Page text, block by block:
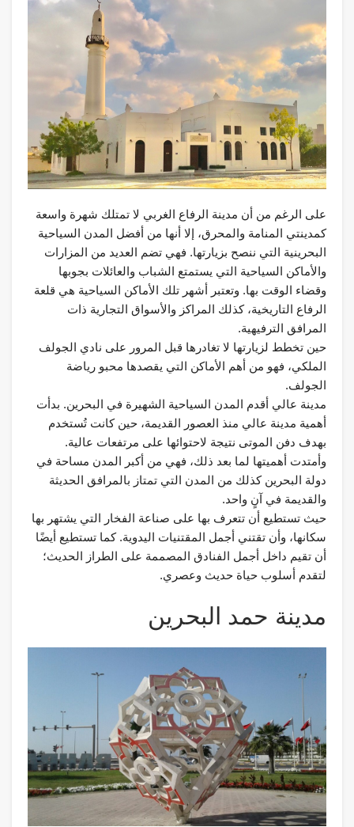
على الرغم من أن مدينة الرفاع الغربي لا تمتلك شهرة واسعة
كمدينتي المنامة والمحرق، إلا أنها من أفضل المدن السياحية
البحرينية التي ننصح بزيارتها. فهي تضم العديد من المزارات
والأماكن السياحية التي يستمتع الشباب والعائلات بجوبها
وقضاء الوقت بها. وتعتبر أشهر تلك الأماكن السياحية هي قلعة
الرفاع التاريخية، كذلك المراكز والأسواق التجارية ذات
المرافق الترفيهية.
حين تخطط لزيارتها لا تغادرها قبل المرور على نادي الجولف
الملكي، فهو من أهم الأماكن التي يقصدها محبو رياضة
الجولف.
مدينة عالي أقدم المدن السياحية الشهيرة في البحرين. بدأت
أهمية مدينة عالي منذ العصور القديمة، حين كانت تُستخدم
بهدف دفن الموتى نتيجة لاحتوائها على مرتفعات عالية.
وأمتدت أهميتها لما بعد ذلك، فهي من أكبر المدن مساحة في
دولة البحرين كذلك من المدن التي تمتاز بالمرافق الحديثة
والقديمة في آنٍ واحد.
حيث تستطيع أن تتعرف بها على صناعة الفخار التي يشتهر بها
سكانها، وأن تقتني أجمل المقتنيات اليدوية. كما تستطيع أيضًا
أن تقيم داخل أجمل الفنادق المصممة على الطراز الحديث؛
لتقدم أسلوب حياة حديث وعصري.
مدينة حمد البحرين